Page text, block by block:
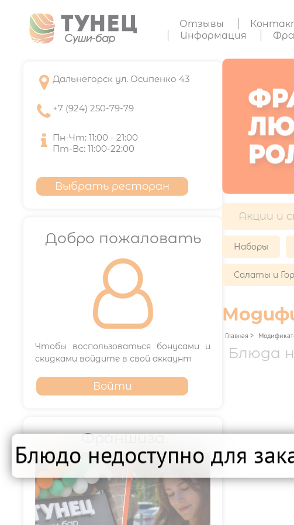
Отзывы
Информация
 Дальнегорск ул. Осипенко 43
 +7 (924) 250-79-79
 Пн-Чт: 11:00 - 21:00
Пт-Вс: 11:00-22:00
Выбрать ресторан
Добро пожаловать

Чтобы воспользоваться бонусами и
скидками войдите в свой аккаунт
Войти
Франшиза
Акции и
Наборы
Салаты и
Главная >
Блюда
Блюдо недоступно для